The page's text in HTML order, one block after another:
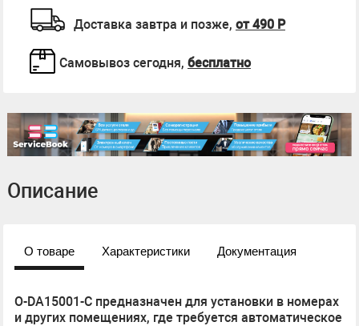
Доставка завтра и позже, от 490 Р
Самовывоз сегодня, бесплатно
Описание
О товаре Характеристики Документация
O-DA15001-C предназначен для установки в номерах
и других помещениях, где требуется автоматическое